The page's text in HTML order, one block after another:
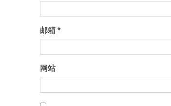
邮箱 *
网站